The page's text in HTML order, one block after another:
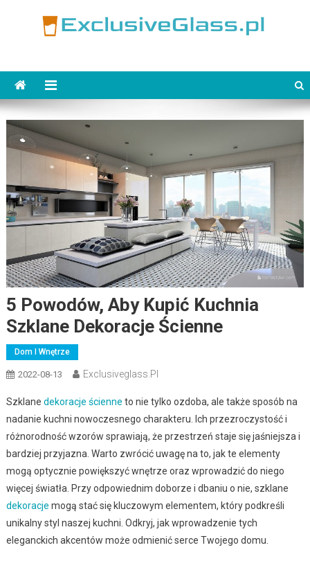
5 Powodów, Aby Kupić Kuchnia
Szklane Dekoracje Ścienne
Dom I Wnętrze
2022-08-13 Exclusiveglass.pl
Szklane dekoracje ścienne to nie tylko ozdoba, ale także sposób na
nadanie kuchni nowoczesnego charakteru. Ich przezroczystość i
różnorodność wzorów sprawiają, że przestrzeń staje się jaśniejsza i
bardziej przyjazna. Warto zwrócić uwagę na to, jak te elementy
mogą optycznie powiększyć wnętrze oraz wprowadzić do niego
więcej światła. Przy odpowiednim doborze i dbaniu o nie, szklane
dekoracje mogą stać się kluczowym elementem, który podkreśli
unikalny styl naszej kuchni. Odkryj, jak wprowadzenie tych
eleganckich akcentów może odmienić serce Twojego domu.